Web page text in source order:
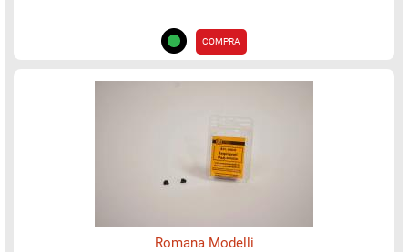
COMPRA
Romana Modelli